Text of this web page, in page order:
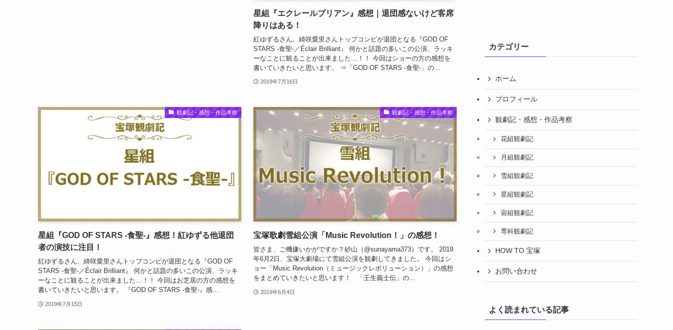
星組『エクレールブリアン』感想｜退団感ないけど客席
降りはある！
紅ゆずるさん、綺咲愛里さんトップコンビが退団となる『GOD OF
STARS -食聖-／Éclair Brilliant』 何かと話題の多いこの公演、ラッキ
ーなことに観ることが出来ました…！！ 今回はショーの方の感想を
書いていきたいと思います。 ⇒「GOD OF STARS -食聖-」の...
2019年7月16日
観劇記・感想・作品考察
星組『GOD OF STARS -食聖-』感想！紅ゆずる他退団
者の演技に注目！
紅ゆずるさん、綺咲愛里さんトップコンビが退団となる『GOD OF
STARS -食聖-／Éclair Brilliant』 何かと話題の多いこの公演、ラッキ
ーなことに観ることが出来ました…！！ 今回はお芝居の方の感想を
書いていきたいと思います。 『GOD OF STARS -食聖-』感...
2019年7月15日
観劇記・感想・作品考察
宝塚歌劇雪組公演「Music Revolution！」の感想！
皆さま、ご機嫌いかがですか？砂山（@sunayama373）です。 2019
年6月2日、宝塚大劇場にて雪組公演を観劇してきました。 今回はシ
ョー「Music Revolution（ミュージックレボリューション）」の感想
をまとめていきたいと思います！ 「壬生義士伝」の...
2019年6月4日
カテゴリー
ホーム
プロフィール
観劇記・感想・作品考察
花組観劇記
月組観劇記
雪組観劇記
星組観劇記
宙組観劇記
専科観劇記
HOW TO 宝塚
お問い合わせ
よく読まれている記事